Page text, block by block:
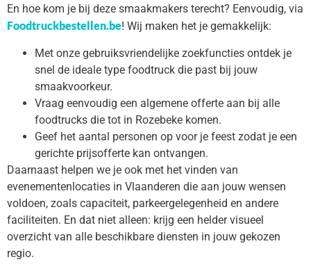
En hoe kom je bij deze smaakmakers terecht? Eenvoudig, via
Foodtruckbestellen.be! Wij maken het je gemakkelijk:
Met onze gebruiksvriendelijke zoekfuncties ontdek je
snel de ideale type foodtruck die past bij jouw
smaakvoorkeur.
Vraag eenvoudig een algemene offerte aan bij alle
foodtrucks die tot in Rozebeke komen.
Geef het aantal personen op voor je feest zodat je een
gerichte prijsofferte kan ontvangen.
Daarnaast helpen we je ook met het vinden van
evenementenlocaties in Vlaanderen die aan jouw wensen
voldoen, zoals capaciteit, parkeergelegenheid en andere
faciliteiten. En dat niet alleen: krijg een helder visueel
overzicht van alle beschikbare diensten in jouw gekozen
regio.